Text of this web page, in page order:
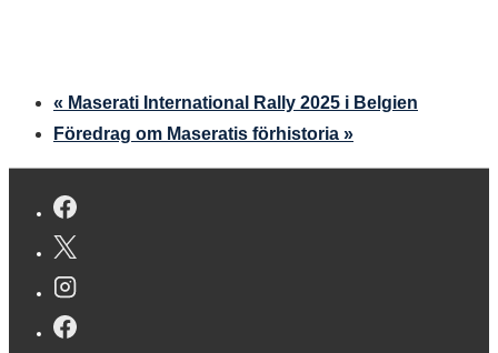
« Maserati International Rally 2025 i Belgien
Föredrag om Maseratis förhistoria »